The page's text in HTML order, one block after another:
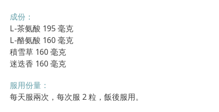
成份：
L-茶氨酸 195 毫克
L-酪氨酸 160 毫克
積雪草 160 毫克
迷迭香 160 毫克
服用份量：
每天服兩次，每次服 2 粒，飯後服用。